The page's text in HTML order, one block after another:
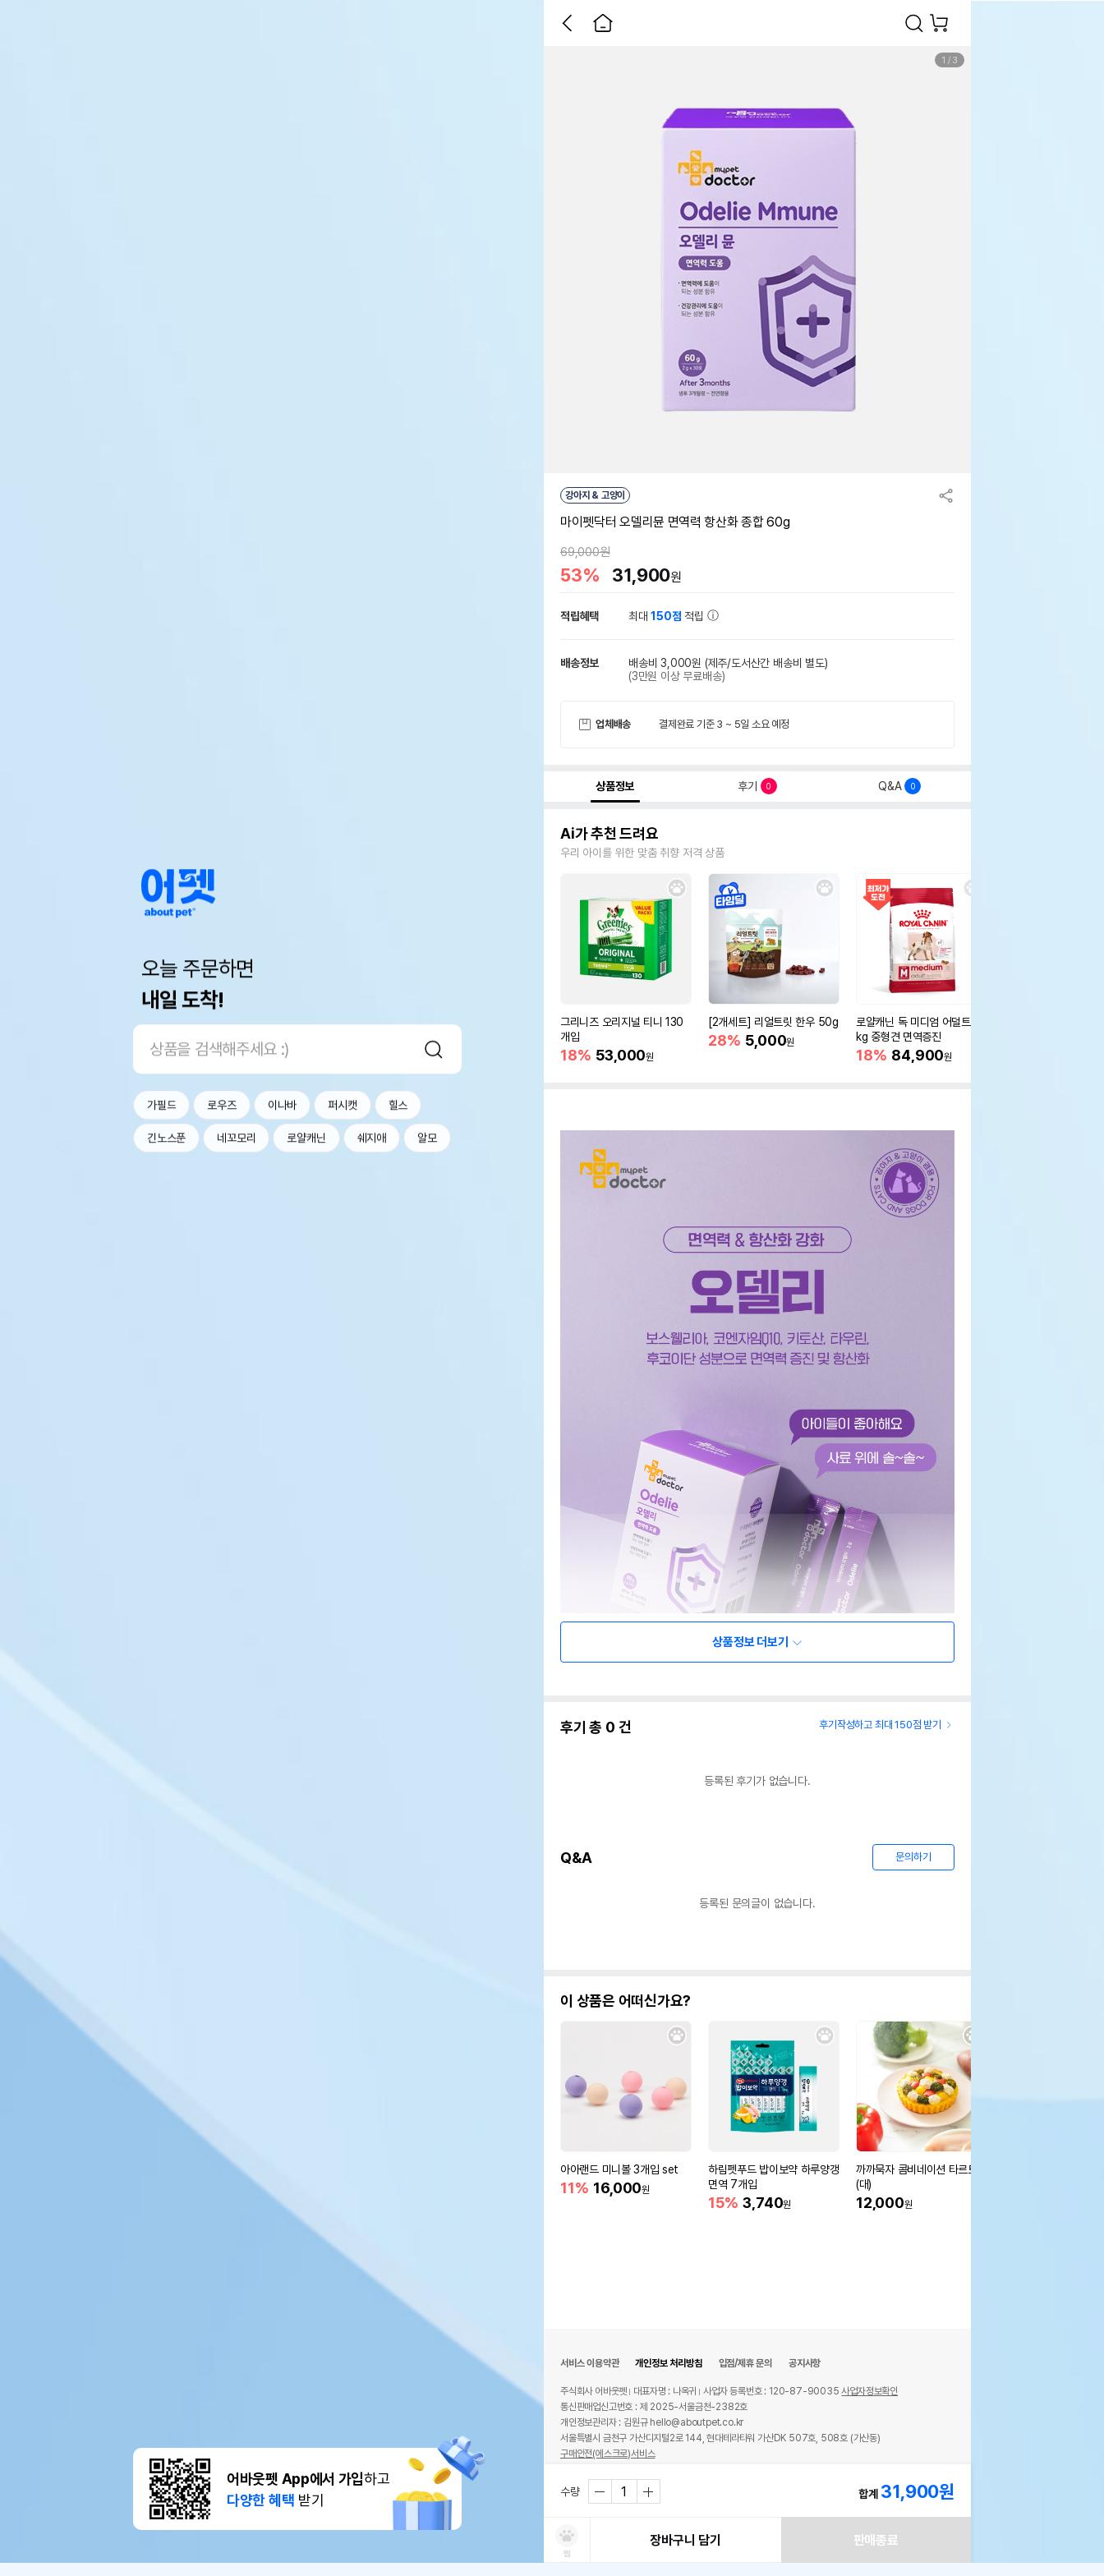
오늘 주문하면
내일 도착!
가필드 로우즈 이나바 퍼시캣 힐스
긴노스푼 네꼬모리 로얄캐닌 쉐지애 알모
어바웃펫 App에서 가입하고
다양한 혜택 받기
1 / 3
강아지 & 고양이
마이펫닥터 오델리뮨 면역력 항산화 종합 60g
69,000원
53% 31,900원
적립혜택 최대150점 적립
배송정보 배송비 3,000원 (제주/도서산간 배송비 별도)
(3만원 이상 무료배송)
업체배송 결제완료 기준 3 ~ 5일 소요 예정
상품정보 후기 0 Q&A 0
Ai가 추천 드려요
우리 아이를 위한 맞춤 취향 저격 상품
그리니즈 오리지널 티니 130
개입
18% 53,000원
[2개세트] 리얼트릿 한우 50g
28% 5,000원
로얄캐닌 독 미디엄 어덜트 10
kg 중형견 면역증진
18% 84,900원
상품정보 더보기
후기 총 0 건 후기작성하고 최대 150점 받기
등록된 후기가 없습니다.
Q&A 문의하기
등록된 문의글이 없습니다.
이 상품은 어떠신가요?
아아랜드 미니볼 3개입 set
11% 16,000원
하림펫푸드 밥이보약 하루양갱
면역 7개입
15% 3,740원
까까묵자 콤비네이션 타르트
(대)
12,000원
수량 합계 31,900원
찜
장바구니 담기 판매종료
서비스 이용약관 개인정보 처리방침 입점/제휴 문의 공지사항
주식회사 어바웃펫 대표자명 : 나옥귀 사업자 등록번호 : 120-87-90035사업자정보확인
통신판매업신고번호 : 제 2025-서울금천-2382호
개인정보관리자 : 김원규 hello@aboutpet.co.kr
서울특별시 금천구 가산디지털2로 144, 현대테라타워 가산DK 507호, 508호 (가산동)
구매안전(에스크로)서비스